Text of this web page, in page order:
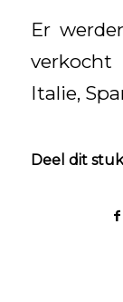
Er
Italie,
Deel dit stuk